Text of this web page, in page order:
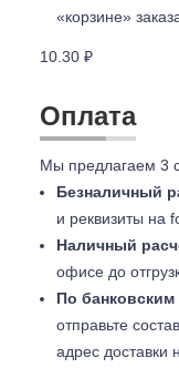
«корзине»
10.30 ₽
Оплата
Мы предлагаем 3
Безналичный
и реквизиты на
Наличный
офисе до
По
отправьте
адрес доставки